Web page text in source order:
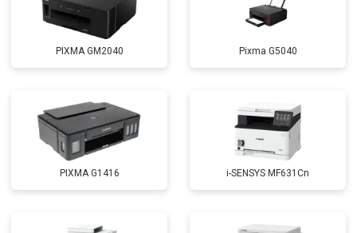
PIXMA GM2040 Pixma G5040
PIXMA G1416 i-SENSYS MF631Cn